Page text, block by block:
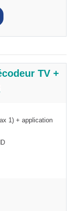
TV +
1) + application